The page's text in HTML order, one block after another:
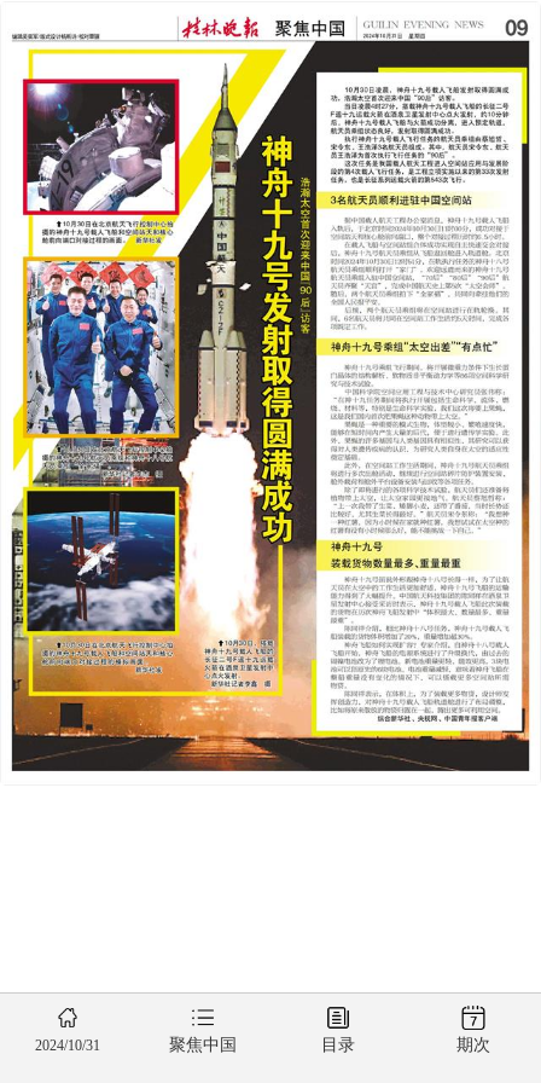
下一版
2024年10月31日
2024/10/31 聚焦中国 目录 期次